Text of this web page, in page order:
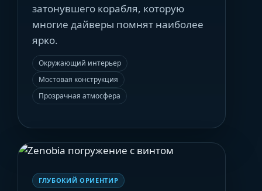
затонувшего корабля, которую
многие дайверы помнят наиболее
ярко.
Окружающий интерьер
Мостовая конструкция
Прозрачная атмосфера
ГЛУБОКИЙ ОРИЕНТИР